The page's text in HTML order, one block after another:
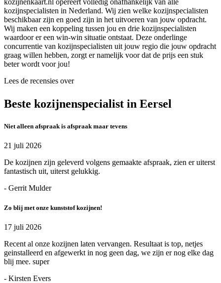
kozijnenkaart.nl opereert volledig onafhankelijk van alle
kozijnspecialisten in Nederland. Wij zien welke kozijnspecialisten
beschikbaar zijn en goed zijn in het uitvoeren van jouw opdracht.
Wij maken een koppeling tussen jou en drie kozijnspecialisten
waardoor er een win-win situatie ontstaat. Deze onderlinge
concurrentie van kozijnspecialisten uit jouw regio die jouw opdracht
graag willen hebben, zorgt er namelijk voor dat de prijs een stuk
beter wordt voor jou!
Lees de recensies over
Beste kozijnenspecialist in Eersel
Niet alleen afspraak is afspraak maar tevens
21 juli 2026
De kozijnen zijn geleverd volgens gemaakte afspraak, zien er uiterst
fantastisch uit, uiterst gelukkig.
- Gerrit Mulder
Zo blij met onze kunststof kozijnen!
17 juli 2026
Recent al onze kozijnen laten vervangen. Resultaat is top, netjes
geinstalleerd en afgewerkt in nog geen dag, we zijn er nog elke dag
blij mee. super
- Kirsten Evers